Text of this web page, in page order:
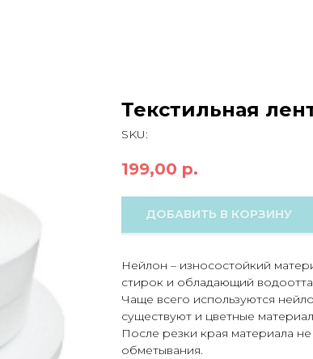
Текстильная
SKU:
199,00 р.
ДОБАВИТЬ В КОРЗИНУ
Нейлон – износостойкий
стирок и обладающий
Чаще всего используются
существуют и цветные
После резки края материала
обметывания.